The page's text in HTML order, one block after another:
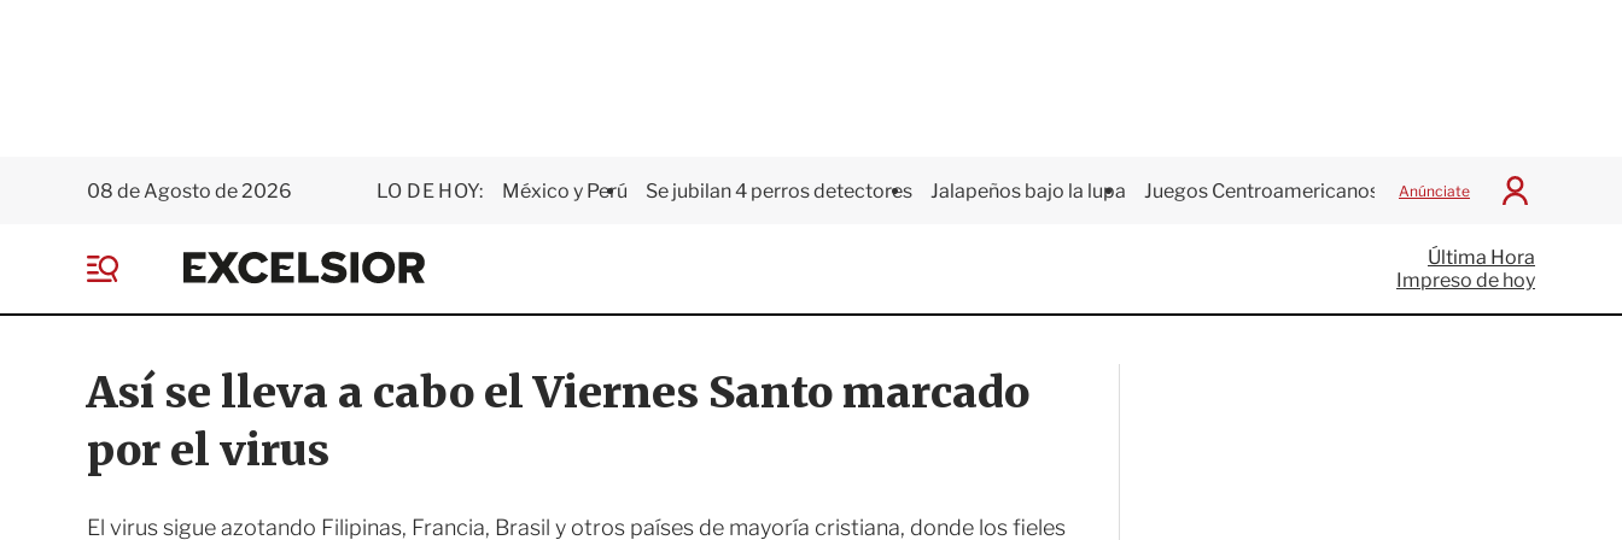
08 de Agosto de 2026 LO DE HOY: México y Perú Se jubilan 4 perros detectores Jalapeños bajo la lupa Juegos Centroamericanos Anúnciate
I
c
i
a
E
x
e
s
o
e
Última Hora
Impreso de hoy
Así se lleva a cabo el Viernes Santo marcado
por el virus
El virus sigue azotando Filipinas, Francia, Brasil y otros países de mayoría cristiana, donde los fieles